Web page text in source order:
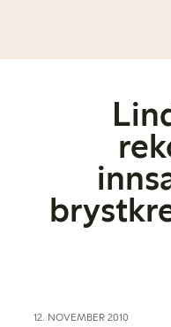
12. NOVEMBER 2010